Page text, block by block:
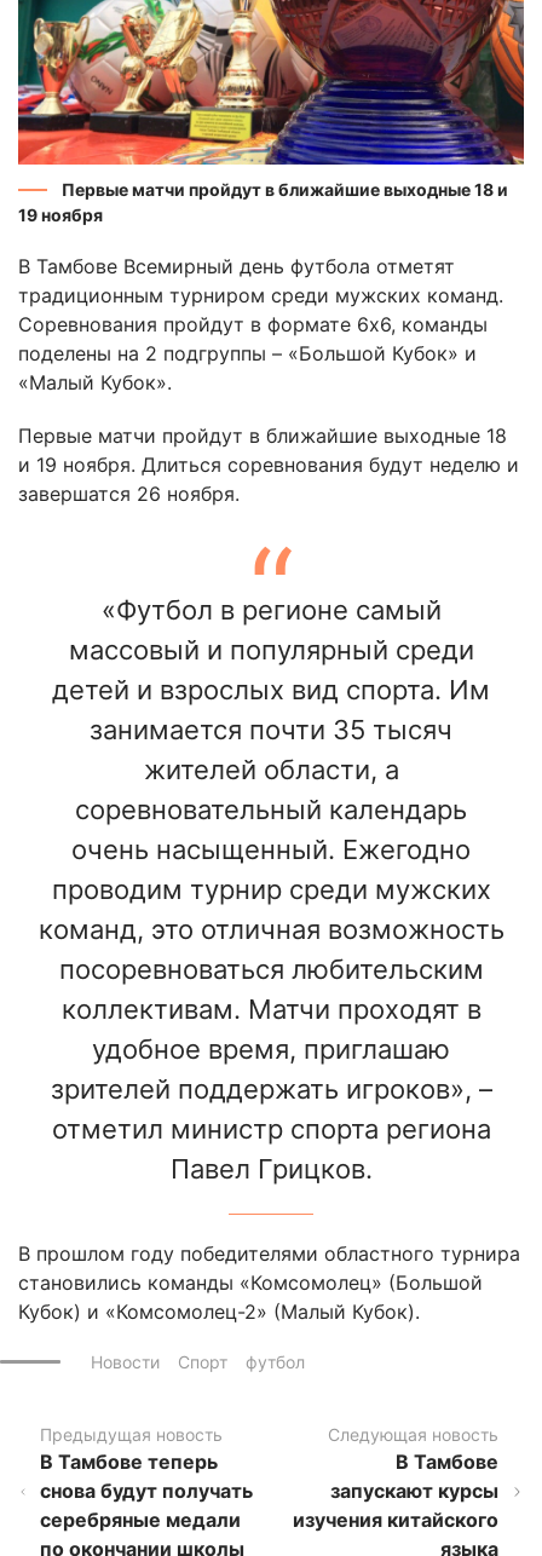
Первые матчи пройдут в ближайшие выходные 18 и
19 ноября
В Тамбове Всемирный день футбола отметят
традиционным турниром среди мужских команд.
Соревнования пройдут в формате 6х6, команды
поделены на 2 подгруппы – «Большой Кубок» и
«Малый Кубок».
Первые матчи пройдут в ближайшие выходные 18
и 19 ноября. Длиться соревнования будут неделю и
завершатся 26 ноября.
«Футбол в регионе самый
массовый и популярный среди
детей и взрослых вид спорта. Им
занимается почти 35 тысяч
жителей области, а
соревновательный календарь
очень насыщенный. Ежегодно
проводим турнир среди мужских
команд, это отличная возможность
посоревноваться любительским
коллективам. Матчи проходят в
удобное время, приглашаю
зрителей поддержать игроков», –
отметил министр спорта региона
Павел Грицков.
В прошлом году победителями областного турнира
становились команды «Комсомолец» (Большой
Кубок) и «Комсомолец-2» (Малый Кубок).
Новости Спорт футбол
Предыдущая новость
В Тамбове теперь
снова будут получать
серебряные медали
по окончании школы
Следующая новость
В Тамбове
запускают курсы
изучения китайского
языка